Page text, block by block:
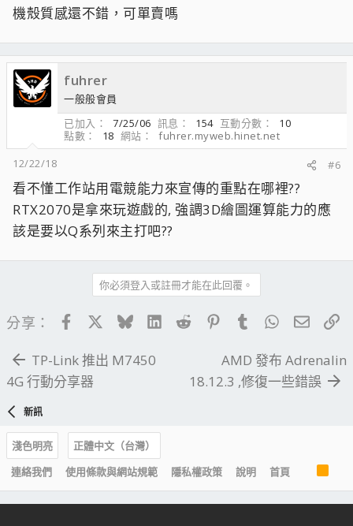
機殼質感還不錯，可單賣嗎
fuhrer
一般般會員
已加入
7/25/06 訊息 154 互動分數
10
點數
18 網站
fuhrer.myweb.hinet.net
12/22/18
#6
看不懂工作站用電競能力來宣傳的重點在哪裡??
RTX2070是拿來玩遊戲的, 強調3D繪圖運算能力的應
該是要以Q系列來主打吧??
你必須登入或註冊才能在此回覆。
分享： FacebookBlueskyLinkedIn
Reddit PinterestTumblrWhatsApp
電子
TP-Link 推出 M7450
4G 行動分享器
AMD 發布 Adrenalin
18.12.3 ,修復一些錯誤
新訊
淺色明亮
正體中文（台灣）
連絡我們
使用條款與網站規範 隱私權政策 說明 首頁
R
S
S